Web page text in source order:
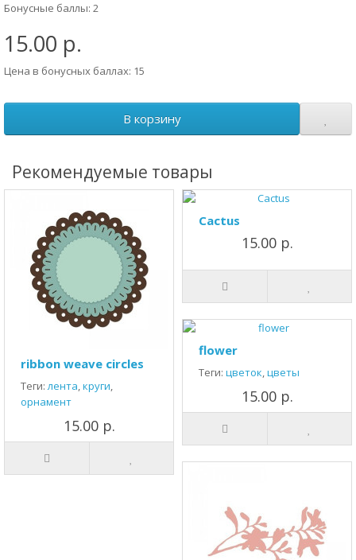
Бонусные баллы: 2
15.00 р.
Цена в бонусных баллах: 15
В корзину
Рекомендуемые товары
ribbon weave circles
Теги:лента,круги,
орнамент
15.00 р.
Cactus
15.00 р.
flower
Теги: цветок,цветы
15.00 р.